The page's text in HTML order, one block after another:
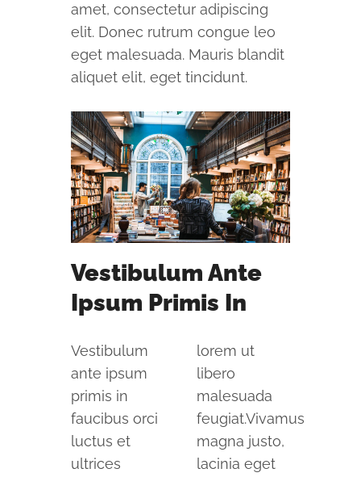
amet, consectetur adipiscing
elit. Donec rutrum congue leo
eget malesuada. Mauris blandit
aliquet elit, eget tincidunt.
Vestibulum Ante
Ipsum Primis In
Vestibulum
ante ipsum
primis in
faucibus orci
luctus et
ultrices
lorem ut
libero
malesuada
feugiat.Vivamus
magna justo,
lacinia eget